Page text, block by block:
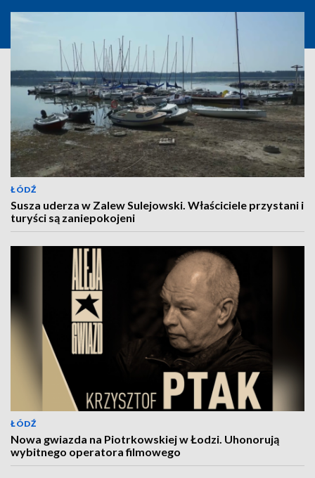
ŁÓDŹ
Susza uderza w Zalew Sulejowski. Właściciele przystani i
turyści są zaniepokojeni
ŁÓDŹ
Nowa gwiazda na Piotrkowskiej w Łodzi. Uhonorują
wybitnego operatora filmowego